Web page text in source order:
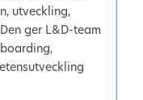
utveckling,
ger L&D-team